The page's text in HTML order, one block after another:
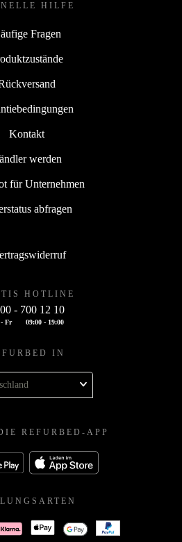
HILFE
Fragen
Kontakt
werden
für Unternehmen
abfragen
HOTLINE
- 700 12 10
Fr 09:00 - 19:00
IN
REFURBED-APP